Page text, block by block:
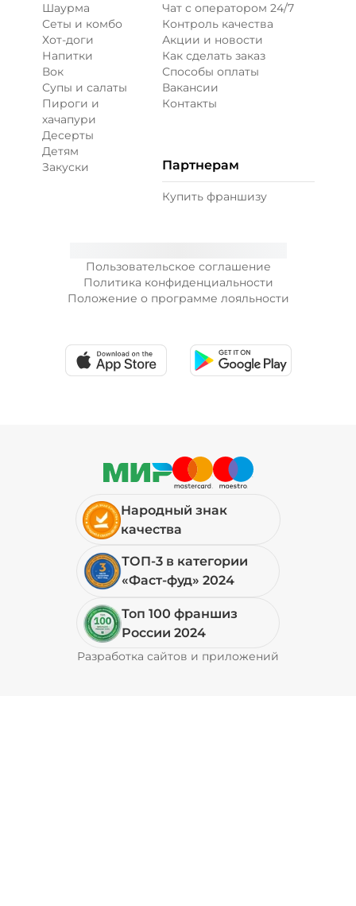
Пользовательское соглашение
Политика конфиденциальности
Положение о программе лояльности
Шаурма
Сеты и комбо
Хот-доги
Напитки
Вок
Супы и салаты
Пироги и
хачапури
Десерты
Детям
Закуски
Чат с оператором 24/7
Контроль качества
Акции и новости
Как сделать заказ
Способы оплаты
Вакансии
Контакты
Партнерам
Купить франшизу
Народный знак
качества
ТОП-3 в категории
«Фаст-фуд» 2024
Топ 100 франшиз
России 2024
Разработка сайтов и приложений
Pyrobyte